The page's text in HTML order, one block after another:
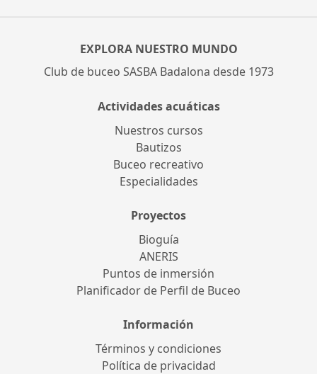
EXPLORA NUESTRO MUNDO
Club de buceo SASBA Badalona desde 1973
Actividades acuáticas
Nuestros cursos
Bautizos
Buceo recreativo
Especialidades
Proyectos
Bioguía
ANERIS
Puntos de inmersión
Planificador de Perfil de Buceo
Información
Términos y condiciones
Política de privacidad